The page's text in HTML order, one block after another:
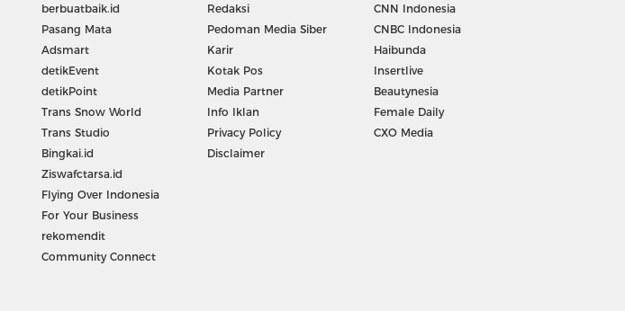
berbuatbaik.id
Pasang Mata
Adsmart
detikEvent
detikPoint
Trans Snow World
Trans Studio
Bingkai.id
Ziswafctarsa.id
Flying Over Indonesia
For Your Business
rekomendit
Community Connect
Redaksi
Pedoman Media Siber
Karir
Kotak Pos
Media Partner
Info Iklan
Privacy Policy
Disclaimer
CNN Indonesia
CNBC Indonesia
Haibunda
Insertlive
Beautynesia
Female Daily
CXO Media